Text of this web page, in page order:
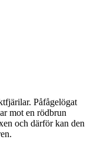
Påfågelögat
mot en rödbrun
och därför kan den